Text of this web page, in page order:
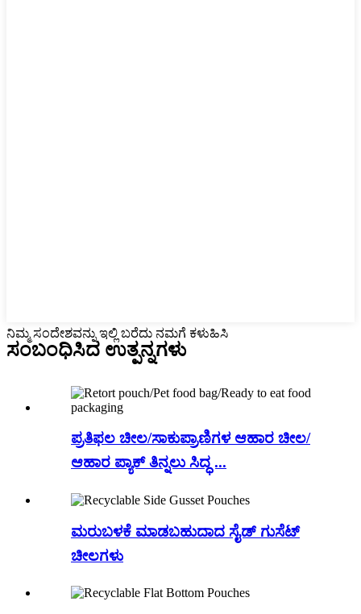
ನಿಮ್ಮ ಸಂದೇಶವನ್ನು ಇಲ್ಲಿ ಬರೆದು ನಮಗೆ ಕಳುಹಿಸಿ
ಸಂಬಂಧಿಸಿದ ಉತ್ಪನ್ನಗಳು
ಪ್ರತಿಫಲ ಚೀಲ/ಸಾಕುಪ್ರಾಣಿಗಳ ಆಹಾರ ಚೀಲ/
ಆಹಾರ ಪ್ಯಾಕ್ ತಿನ್ನಲು ಸಿದ್ಧ ...
ಮರುಬಳಕೆ ಮಾಡಬಹುದಾದ ಸೈಡ್ ಗುಸೆಟ್
ಚೀಲಗಳು